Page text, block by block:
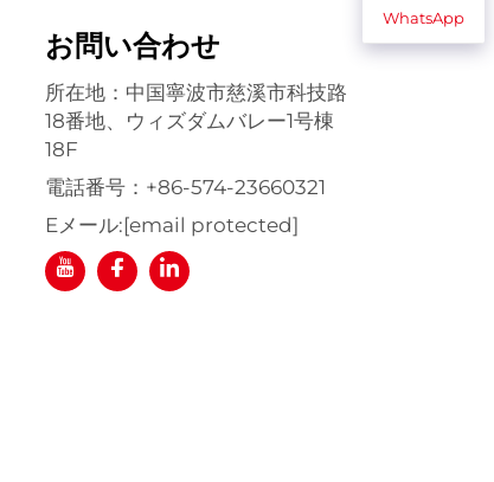
WhatsApp
お問い合わせ
所在地：中国寧波市慈溪市科技路
18番地、ウィズダムバレー1号棟
18F
電話番号： +86-574-23660321
Eメール:[email protected]